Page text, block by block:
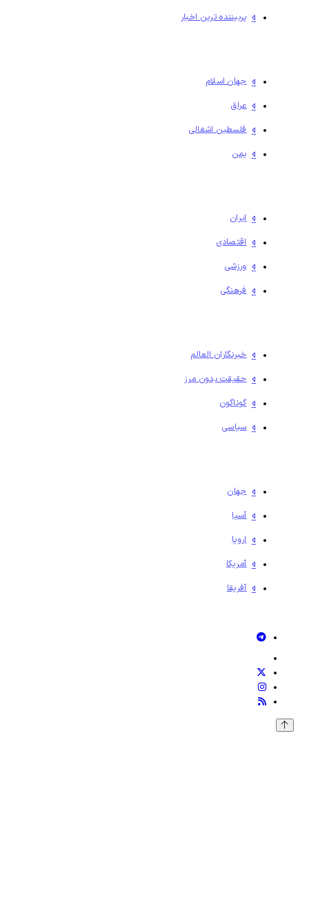
پربیننده ترین اخبار
جهان اسلام
عراق
فلسطين اشغالی
یمن
ایران
اقتصادی
ورزشی
فرهنگی
خبرنگاران العالم
حقیقت بدون مرز
گوناگون
سیاسی
جهان
آسیا
اروپا
آمریکا
آفریقا